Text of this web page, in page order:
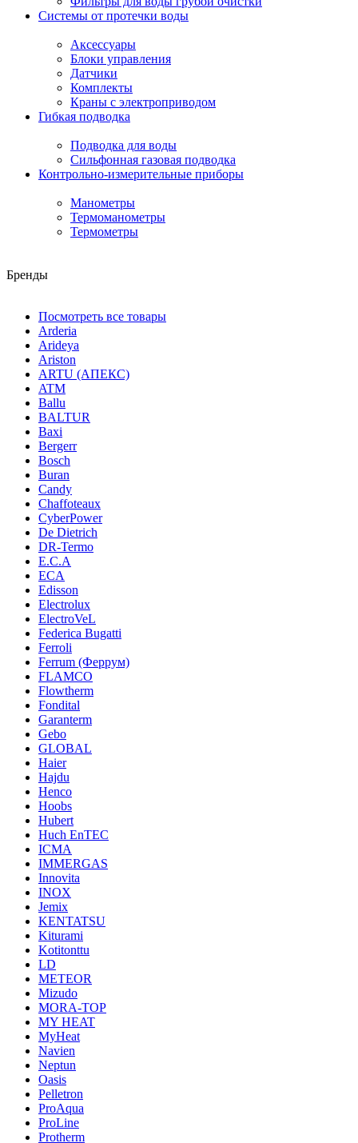
Системы от протечки воды
Аксессуары
Блоки управления
Датчики
Комплекты
Краны с электроприводом
Гибкая подводка
Подводка для воды
Сильфонная газовая подводка
Контрольно-измерительные приборы
Манометры
Термоманометры
Термометры
Бренды
Посмотреть все товары
Arderia
Arideya
Ariston
ARTU (АПЕКС)
ATM
Ballu
BALTUR
Baxi
Bergerr
Bosch
Buran
Candy
Chaffoteaux
CyberPower
De Dietrich
DR-Termo
E.C.A
ECA
Edisson
Electrolux
ElectroVeL
Federica Bugatti
Ferroli
Ferrum (Феррум)
FLAMCO
Flowtherm
Fondital
Garanterm
Gebo
GLOBAL
Haier
Hajdu
Henco
Hoobs
Hubert
Huch EnTEC
ICMA
IMMERGAS
Innovita
INOX
Jemix
KENTATSU
Kiturami
Kotitonttu
LD
METEOR
Mizudo
MORA-TOP
MY HEAT
MyHeat
Navien
Neptun
Oasis
Pelletron
ProAqua
ProLine
Protherm